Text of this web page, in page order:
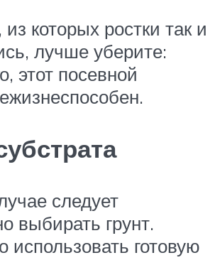
которых ростки так и
лучше уберите:
этот посевной
следует
выбирать грунт.
использовать готовую